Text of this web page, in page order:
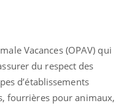
Vacances (OPAV) qui
du respect des
d’établissements
fourrières pour animaux,